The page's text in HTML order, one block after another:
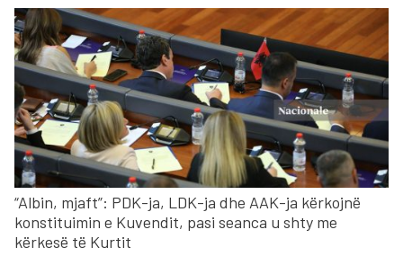
“Albin, mjaft”: PDK-ja, LDK-ja dhe AAK-ja kërkojnë
konstituimin e Kuvendit, pasi seanca u shty me
kërkesë të Kurtit